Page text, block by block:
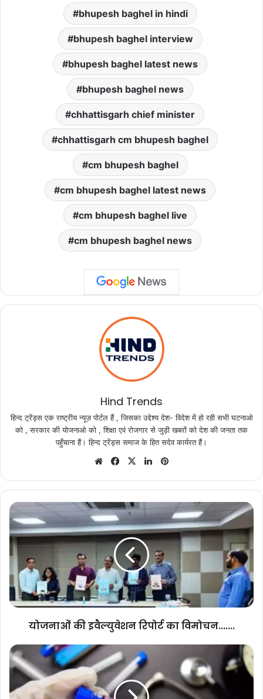
bhupesh baghel in hindi
bhupesh baghel interview
bhupesh baghel latest news
bhupesh baghel news
chhattisgarh chief minister
chhattisgarh cm bhupesh baghel
cm bhupesh baghel
cm bhupesh baghel latest news
cm bhupesh baghel live
cm bhupesh baghel news
Hind Trends
हिन्द ट्रेंड्स एक राष्ट्रीय न्यूज़ पोर्टल हैं , जिसका उद्देश्य देश- विदेश में हो रही सभी घटनाओ
को , सरकार की योजनाओ को , शिक्षा एवं रोजगार से जुड़ी खबरों को देश की जनता तक
पहुँचाना हैं। हिन्द ट्रेंड्स समाज के हित सदेव कार्यरत हैं।
WebsiteFacebook
X LinkedIn
योजनाओं
की
इवैल्युवेशन
रिपोर्ट
का
विमोचन.......
योजनाओं की इवैल्युवेशन रिपोर्ट का विमोचन.......
राजस्थान
में
फैलने
का